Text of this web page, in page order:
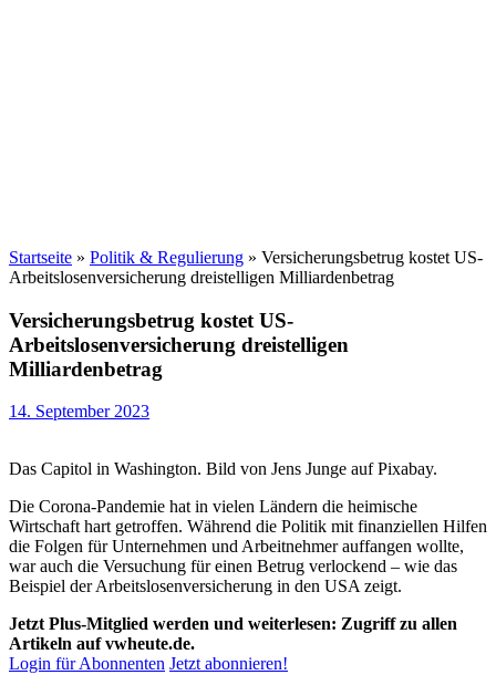
Startseite » Politik & Regulierung » Versicherungsbetrug kostet US-
Arbeitslosenversicherung dreistelligen Milliardenbetrag
Versicherungsbetrug kostet US-
Arbeitslosenversicherung dreistelligen
Milliardenbetrag
14. September 2023
Das Capitol in Washington. Bild von Jens Junge auf Pixabay.
Die Corona-Pandemie hat in vielen Ländern die heimische
Wirtschaft hart getroffen. Während die Politik mit finanziellen Hilfen
die Folgen für Unternehmen und Arbeitnehmer auffangen wollte,
war auch die Versuchung für einen Betrug verlockend – wie das
Beispiel der Arbeitslosenversicherung in den USA zeigt.
Jetzt Plus-Mitglied werden und weiterlesen: Zugriff zu allen
Artikeln auf vwheute.de.
Login für Abonnenten Jetzt abonnieren!